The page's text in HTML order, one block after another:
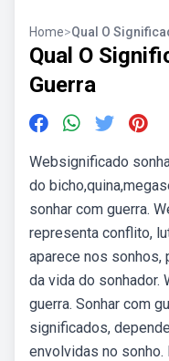
Home>Qual O
Qual O
Guerra
Websignificado
do
sonhar com guerra.
representa conflito,
aparece nos
da vida do sonhador.
guerra. Sonhar com
significados,
envolvidas no sonho.